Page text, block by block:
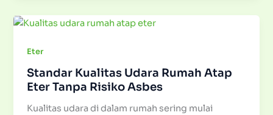
Eter
Standar Kualitas Udara Rumah Atap
Eter Tanpa Risiko Asbes
Kualitas udara di dalam rumah sering mulai